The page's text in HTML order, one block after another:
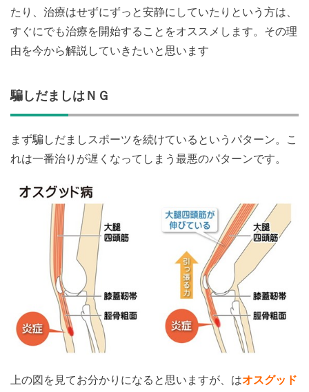
たり、治療はせずにずっと安静にしていたりという方は、
すぐにでも治療を開始することをオススメします。その理
由を今から解説していきたいと思います
騙しだましはＮＧ
まず騙しだましスポーツを続けているというパターン。こ
れは一番治りが遅くなってしまう最悪のパターンです。
上の図を見てお分かりになると思いますが、はオスグッド